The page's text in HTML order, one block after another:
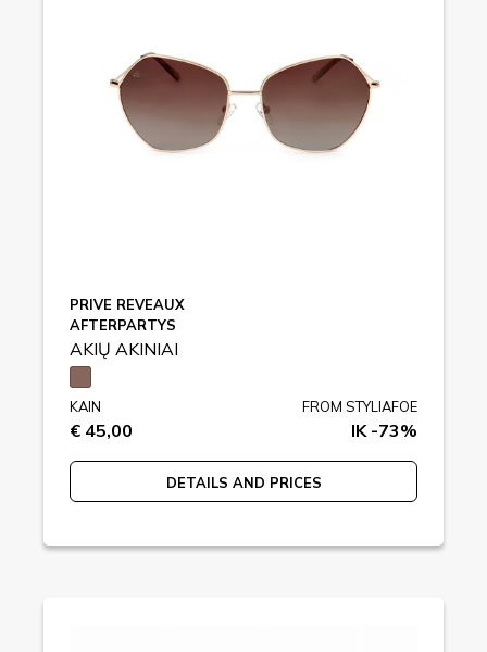
PRIVE REVEAUX
AFTERPARTYS
AKIŲ AKINIAI
KAIN
€ 45,00
FROM STYLIAFOE
IK -73%
DETAILS AND PRICES